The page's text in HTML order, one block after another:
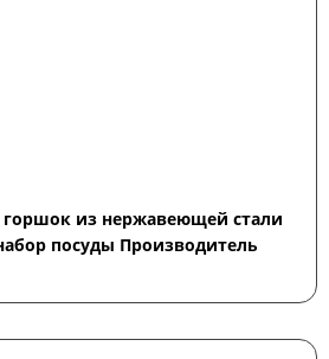
из нержавеющей стали
посуды Производитель